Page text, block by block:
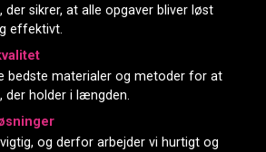
der sikrer, at alle opgaver bliver løst
effektivt.
bedste materialer og metoder for at
der holder i længden.
og derfor arbejder vi hurtigt og